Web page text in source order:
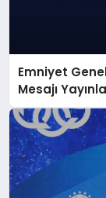
Emniyet
Mesajı